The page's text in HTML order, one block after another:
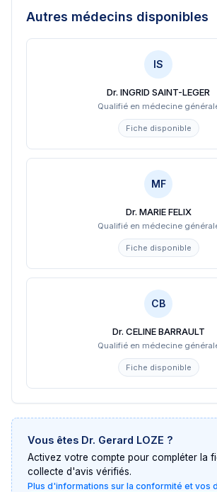
Autres médecins disponibles
IS
Dr. INGRID SAINT-LEGER
Qualifié en médecine
Fiche disponible
MF
Dr. MARIE FELIX
Qualifié en médecine
Fiche disponible
CB
Dr. CELINE BARRAULT
Qualifié en médecine
Fiche disponible
Vous êtes Dr. Gerard LOZE ?
Activez votre compte pour compléter la
collecte d'avis vérifiés.
Plus d'informations sur la conformité et vos